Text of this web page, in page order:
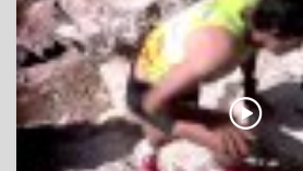
147735 Nézetek